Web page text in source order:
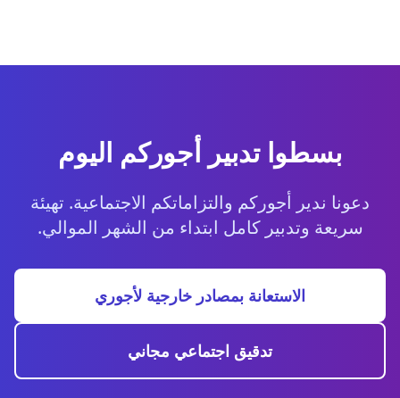
بسطوا تدبير أجوركم اليوم
دعونا ندير أجوركم والتزاماتكم الاجتماعية. تهيئة
سريعة وتدبير كامل ابتداء من الشهر الموالي.
الاستعانة بمصادر خارجية لأجوري
تدقيق اجتماعي مجاني